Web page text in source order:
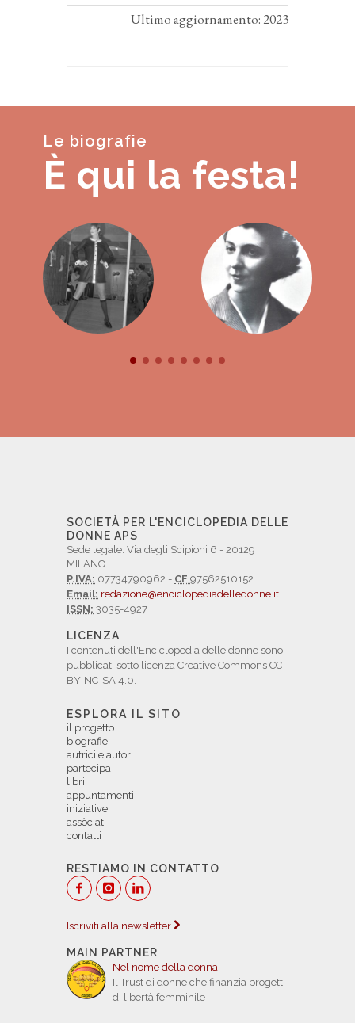
Ultimo aggiornamento: 2023
Le biografie
È qui la festa!
SOCIETÀ PER L'ENCICLOPEDIA DELLE
DONNE APS
Sede legale: Via degli Scipioni 6 - 20129
MILANO
P.IVA: 07734790962 - CF 97562510152
Email: redazione@enciclopediadelledonne.it
ISSN: 3035-4927
LICENZA
I contenuti dell'Enciclopedia delle donne sono
pubblicati sotto licenza Creative Commons CC
BY-NC-SA 4.0.
ESPLORA IL SITO
il progetto
biografie
autrici e autori
partecipa
libri
appuntamenti
iniziative
assòciati
contatti
RESTIAMO IN CONTATTO
Iscriviti alla newsletter
MAIN PARTNER
Nel nome della donna
Il Trust di donne che finanzia progetti
di libertà femminile